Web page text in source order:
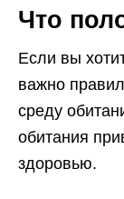
Что
Если вы
важно
среду
обитания
здоровью.